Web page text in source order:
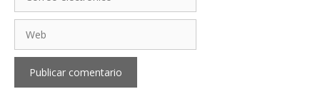
electrónico